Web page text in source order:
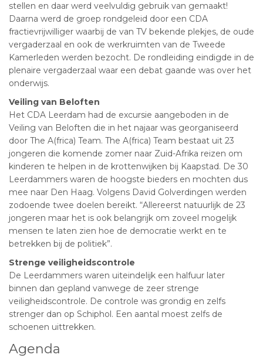
stellen en daar werd veelvuldig gebruik van gemaakt!
Daarna werd de groep rondgeleid door een CDA
fractievrijwilliger waarbij de van TV bekende plekjes, de oude
vergaderzaal en ook de werkruimten van de Tweede
Kamerleden werden bezocht. De rondleiding eindigde in de
plenaire vergaderzaal waar een debat gaande was over het
onderwijs.
Veiling van Beloften
Het CDA Leerdam had de excursie aangeboden in de
Veiling van Beloften die in het najaar was georganiseerd
door The A(frica) Team. The A(frica) Team bestaat uit 23
jongeren die komende zomer naar Zuid-Afrika reizen om
kinderen te helpen in de krottenwijken bij Kaapstad. De 30
Leerdammers waren de hoogste bieders en mochten dus
mee naar Den Haag. Volgens David Golverdingen werden
zodoende twee doelen bereikt. “Allereerst natuurlijk de 23
jongeren maar het is ook belangrijk om zoveel mogelijk
mensen te laten zien hoe de democratie werkt en te
betrekken bij de politiek”.
Strenge veiligheidscontrole
De Leerdammers waren uiteindelijk een halfuur later
binnen dan gepland vanwege de zeer strenge
veiligheidscontrole. De controle was grondig en zelfs
strenger dan op Schiphol. Een aantal moest zelfs de
schoenen uittrekken.
Agenda